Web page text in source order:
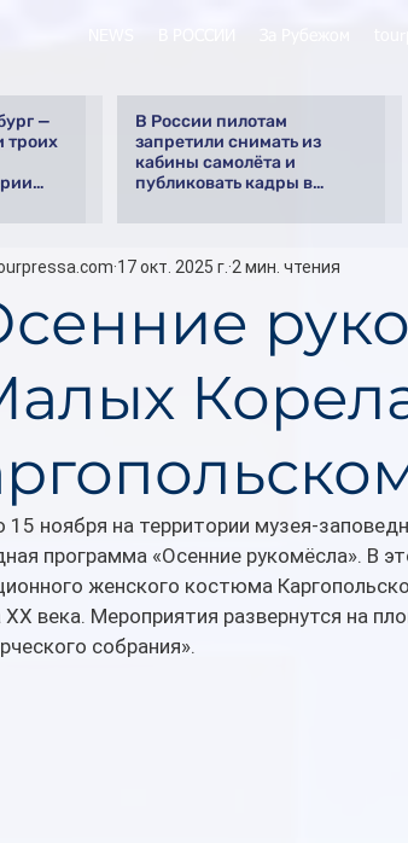
—
троих
В России пилотам
запретили снимать из
кабины самолёта и
публиковать кадры в
17 окт. 2025 г. 2 мин. чтения
15 ноября на территории музея-
программа «Осенние рукомёсла». В
женского костюма
XX века. Мероприятия развернутся на
собрания».